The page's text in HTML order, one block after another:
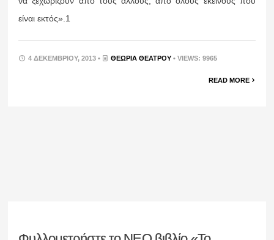
είναι εκτός».1
4 ΔΕΚΕΜΒΡΊΟΥ, 2013 • ΘΕΩΡΊΑ ΘΕΆΤΡΟΥ • VIEWS: 9965
READ MORE